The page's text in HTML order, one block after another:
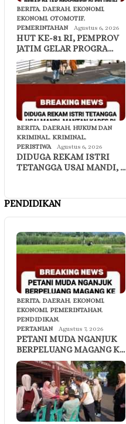
BERITA, DAERAH, EKONOMI,
EKONOMI, OTOMOTIF,
PEMERINTAHAN
Agustus 6, 2026
HUT KE-81 RI, PEMPROV
JATIM GELAR PROGRA…
BERITA, DAERAH, HUKUM DAN
KRIMINAL, KRIMINAL,
PERISTIWA
Agustus 6, 2026
DIDUGA REKAM ISTRI
TETANGGA USAI MANDI, …
PENDIDIKAN
BERITA, DAERAH, EKONOMI,
EKONOMI, PEMERINTAHAN,
PENDIDIKAN,
PERTANIAN
Agustus 7, 2026
PETANI MUDA NGANJUK
BERPELUANG MAGANG K…